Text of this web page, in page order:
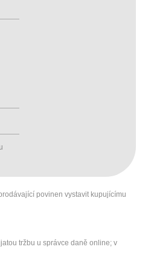
povinen vystavit kupujícímu
tržbu u správce daně online; v